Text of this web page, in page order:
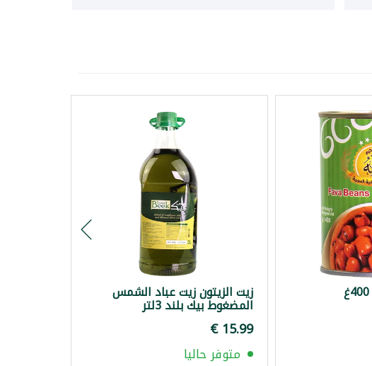
زيت الزيتون زيت عباد الشمس
المضغوط بيك بلند 3لتر
‏15.99 €
متوفر حاليا